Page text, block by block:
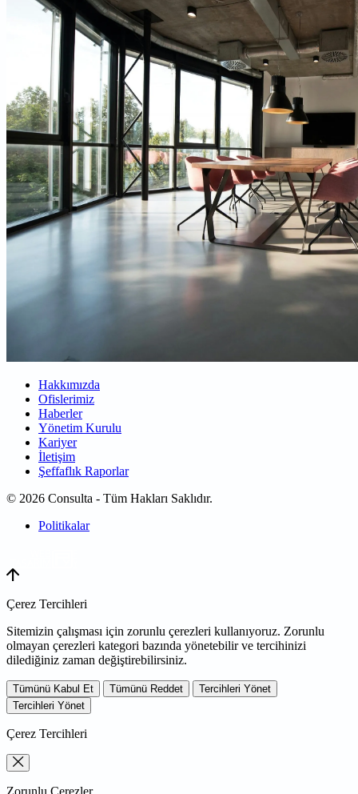
Hakkımızda
Ofislerimiz
Haberler
Yönetim Kurulu
Kariyer
İletişim
Şeffaflık Raporlar
© 2026 Consulta - Tüm Hakları Saklıdır.
Politikalar
Çerez Tercihleri
Sitemizin çalışması için zorunlu çerezleri kullanıyoruz. Zorunlu
olmayan çerezleri kategori bazında yönetebilir ve tercihinizi
dilediğiniz zaman değiştirebilirsiniz.
Tümünü Kabul Et Tümünü Reddet
Tercihleri Yönet
Tercihleri Yönet
Çerez Tercihleri